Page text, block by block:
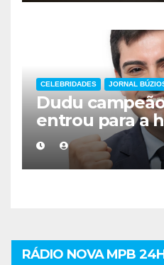
CELEBRIDADES JORNAL
Dudu
entrou para a
Fazenda
RÁDIO NOVA MPB